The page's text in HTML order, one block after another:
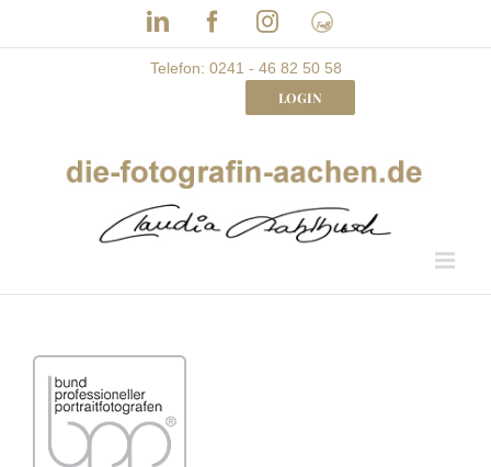
LinkedInFacebookInstagram
Frau
mit
Bizz
Telefon: 0241 - 46 82 50 58
LOGIN